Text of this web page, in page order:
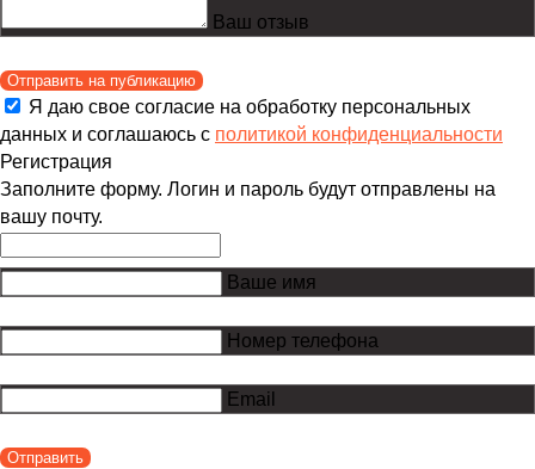
Ваш отзыв
Отправить на публикацию
Я даю свое согласие на обработку персональных
данных и соглашаюсь с политикой конфиденциальности
Регистрация
Заполните форму. Логин и пароль будут отправлены на
вашу почту.
Ваше имя
Номер телефона
Email
Отправить